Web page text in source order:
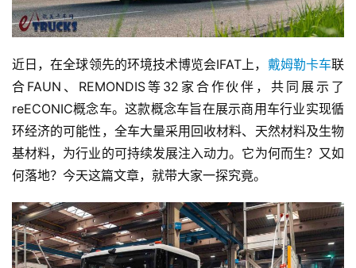
近日，在全球领先的环境技术博览会IFAT上， 戴姆勒卡车联
合FAUN、REMONDIS等32家合作伙伴，共同展示了
reECONIC概念车。这款概念车旨在展示商用车行业实现循
环经济的可能性，全车大量采用回收材料、天然材料及生物
基材料，为行业的可持续发展注入动力。它为何而生？又如
何落地？今天这篇文章，就带大家一探究竟。